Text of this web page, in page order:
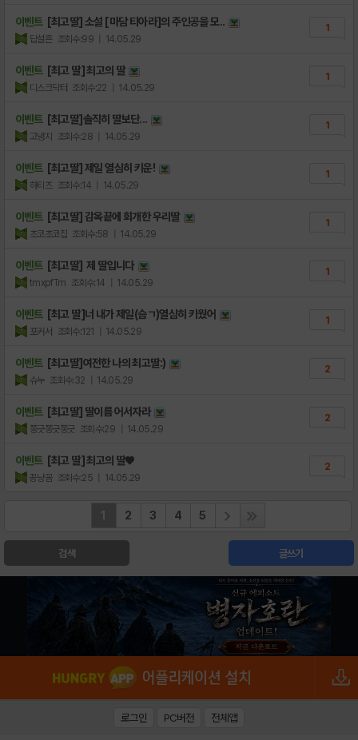
이벤트 [최고딸] 소설 [마담 티아라]의 주인공을 모..
답설흔 조회수:99 | 14.05.29
1
이벤트 [최고 딸] 최고의 딸
디스크닥터 조회수:22 | 14.05.29
1
이벤트 [최고딸]솔직히 딸보단...
고냉지 조회수:28 | 14.05.29
1
이벤트 [최고딸] 제일 열심히 키운!
하티즈 조회수:14 | 14.05.29
1
이벤트 [최고딸] 감옥끝에 회개한 우리딸
초코초코칩 조회수:58 | 14.05.29
1
이벤트 [최고딸] 제 딸입니다
tmxpfTm 조회수:14 | 14.05.29
1
이벤트 [최고 딸]너 내가 제일(슴ㄱ)열심히 키웠어
포커서 조회수:121 | 14.05.29
1
이벤트 [최고딸]여전한 나의 최고딸:)
슈누 조회수:32 | 14.05.29
2
이벤트 [최고딸] 딸이름 어서자라
쫑긋쫑긋쫑긋 조회수:29 | 14.05.29
2
이벤트 [최고 딸] 최고의 딸♥
꽁냥꼼 조회수:25 | 14.05.29
2
1 2 3 4 5
검색 글쓰기
로그인 PC버전 전체앱